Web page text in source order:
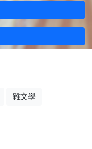
雜文學